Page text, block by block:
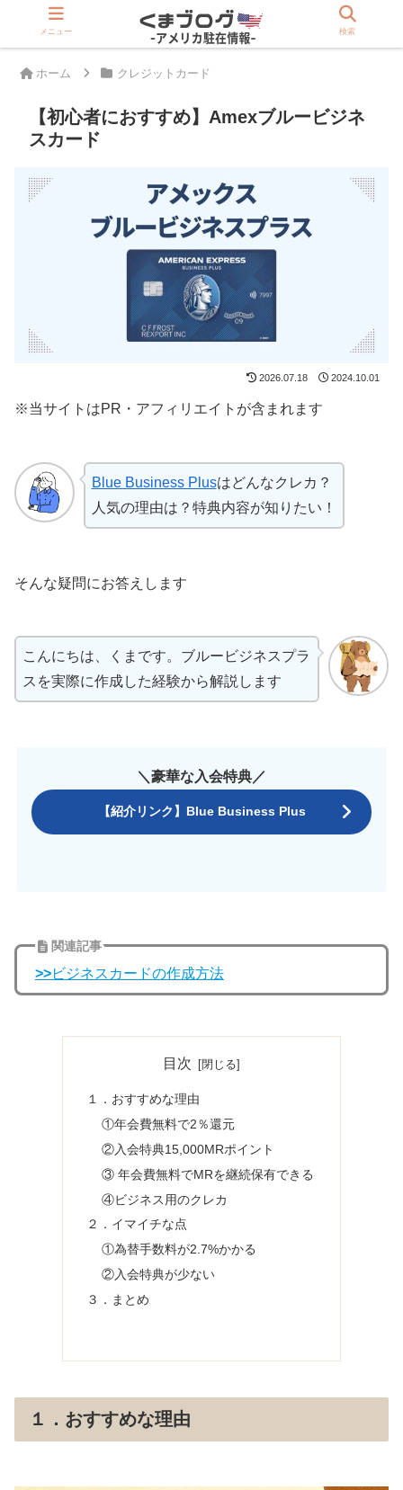
>>駐在員は登録必須「アメリカ版Rakuten」
ホーム クレジットカード
【初心者におすすめ】Amexブルービジネ
スカード
2026.07.18 2024.10.01
※当サイトはPR・アフィリエイトが含まれます
Blue Business Plusはどんなクレカ？
人気の理由は？特典内容が知りたい！
そんな疑問にお答えします
こんにちは、くまです。ブルービジネスプラ
スを実際に作成した経験から解説します
＼豪華な入会特典／
【紹介リンク】Blue Business Plus
関連記事
>>ビジネスカードの作成方法
目次
１．おすすめな理由
①年会費無料で2％還元
②入会特典15,000MRポイント
③ 年会費無料でMRを継続保有できる
④ビジネス用のクレカ
２．イマイチな点
①為替手数料が2.7%かかる
②入会特典が少ない
３．まとめ
１．おすすめな理由
メニュー 検索